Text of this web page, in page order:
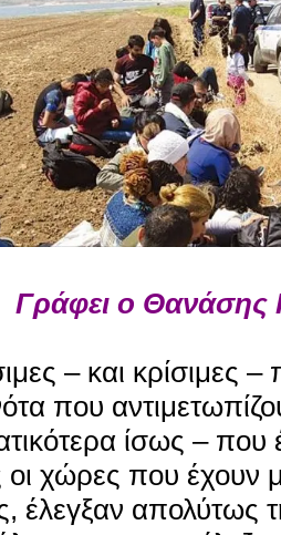
Γράφει ο Θανάσης
– και κρίσιμες –
που
ίσως – που
χώρες που έχουν
έλεγξαν απολύτως